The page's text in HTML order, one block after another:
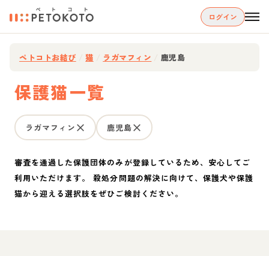
ログイン
ペトコトお結び 猫 ラガマフィン 鹿児島
保護猫一覧
ラガマフィン 鹿児島
審査を通過した保護団体のみが登録しているため、安心してご
利用いただけます。 殺処分問題の解決に向けて、保護犬や保護
猫から迎える選択肢をぜひご検討ください。